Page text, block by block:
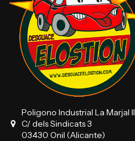
Poligono Industrial La Marjal II
C/ dels Sindicats 3
03430 Onil (Alicante)